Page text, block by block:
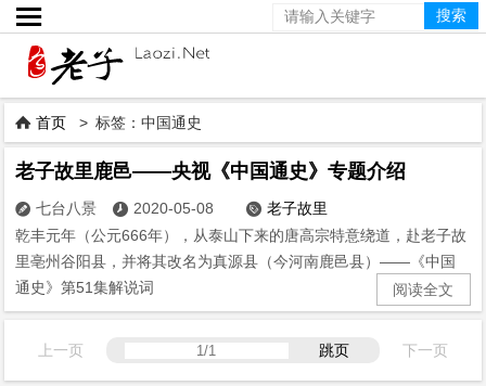

 首页 > 标签：中国通史
老子故里鹿邑——央视《中国通史》专题介绍
 七台八景  2020-05-08  老子故里
乾丰元年（公元666年），从泰山下来的唐高宗特意绕道，赴老子故
里亳州谷阳县，并将其改名为真源县（今河南鹿邑县）——《中国
通史》第51集解说词
阅读全文
上一页 跳页 下一页